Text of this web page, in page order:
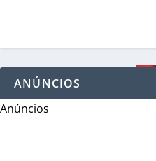
ANÚNCIOS
Anúncios